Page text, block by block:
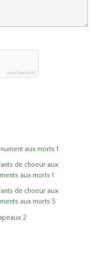
IconCaptcha ©